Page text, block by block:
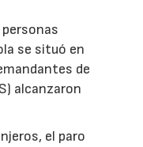
se situó en
de
alcanzaron
el paro